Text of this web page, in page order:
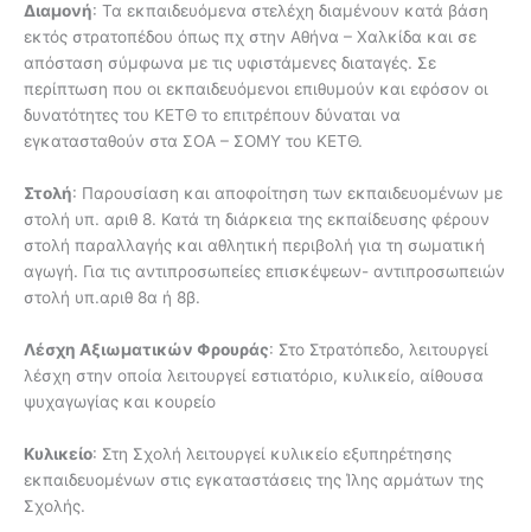
Διαμονή: Τα εκπαιδευόμενα στελέχη διαμένουν κατά βάση
εκτός στρατοπέδου όπως πχ στην Αθήνα – Χαλκίδα και σε
απόσταση σύμφωνα με τις υφιστάμενες διαταγές. Σε
περίπτωση που οι εκπαιδευόμενοι επιθυμούν και εφόσον οι
δυνατότητες του ΚΕΤΘ το επιτρέπουν δύναται να
εγκατασταθούν στα ΣΟΑ – ΣΟΜΥ του ΚΕΤΘ.
Στολή: Παρουσίαση και αποφοίτηση των εκπαιδευομένων με
στολή υπ. αριθ 8. Κατά τη διάρκεια της εκπαίδευσης φέρουν
στολή παραλλαγής και αθλητική περιβολή για τη σωματική
αγωγή. Για τις αντιπροσωπείες επισκέψεων- αντιπροσωπειών
στολή υπ.αριθ 8α ή 8β.
Λέσχη Αξιωματικών Φρουράς: Στο Στρατόπεδο, λειτουργεί
λέσχη στην οποία λειτουργεί εστιατόριο, κυλικείο, αίθουσα
ψυχαγωγίας και κουρείο
Κυλικείο: Στη Σχολή λειτουργεί κυλικείο εξυπηρέτησης
εκπαιδευομένων στις εγκαταστάσεις της Ίλης αρμάτων της
Σχολής.